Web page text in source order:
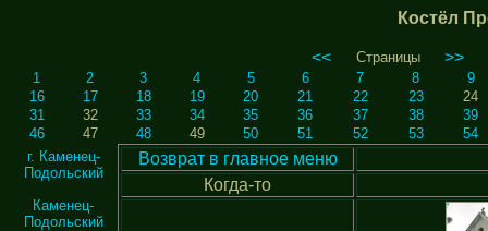
Костёл
<< Страницы >>
1 2 3 4 5 6 7 8
9
16
17 18 19 20 21 22 23
24
31
32 33 34 35 36 37 38
39
46
47 48 49 50 51 52 53
54
г. Каменец-
Подольский
Каменец-
Подольский
Возврат в главное меню
Когда-то